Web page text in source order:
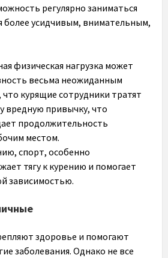
регулярно заниматься
более усидчивым, внимательным,
физическая нагрузка может
весьма неожиданным
курящие сотрудники тратят
вредную привычку, что
продолжительность
местом.
спорт, особенно
тягу к курению и помогает
зависимостью.
здоровье и помогают
заболевания. Однако не все